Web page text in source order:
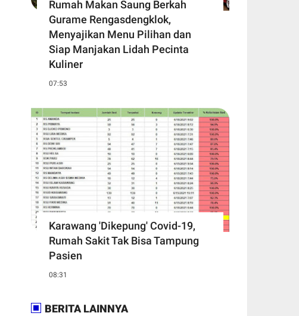
Rumah Makan Saung Berkah
Gurame Rengasdengklok,
Menyajikan Menu Pilihan dan
Siap Manjakan Lidah Pecinta
Kuliner
07:53
Karawang 'Dikepung' Covid-19,
Rumah Sakit Tak Bisa Tampung
Pasien
08:31
BERITA LAINNYA